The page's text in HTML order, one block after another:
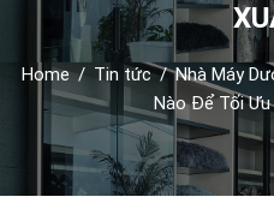
Home / Tin tức / Nhà Máy
Nào Để Tối